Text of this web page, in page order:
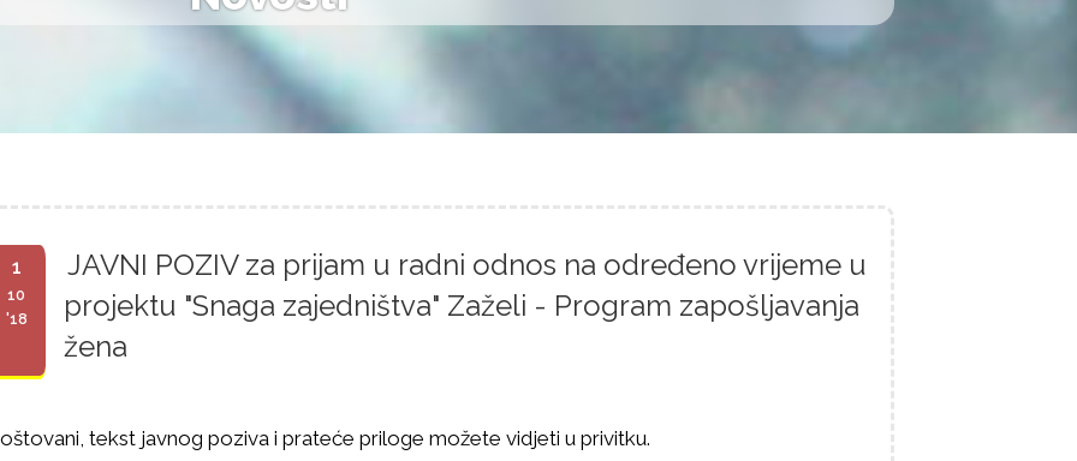
1
10
'18
JAVNI POZIV za prijam u radni odnos na određeno vrijeme u
projektu "Snaga zajedništva" Zaželi - Program zapošljavanja
žena
tekst javnog poziva i prateće priloge možete vidjeti u privitku.